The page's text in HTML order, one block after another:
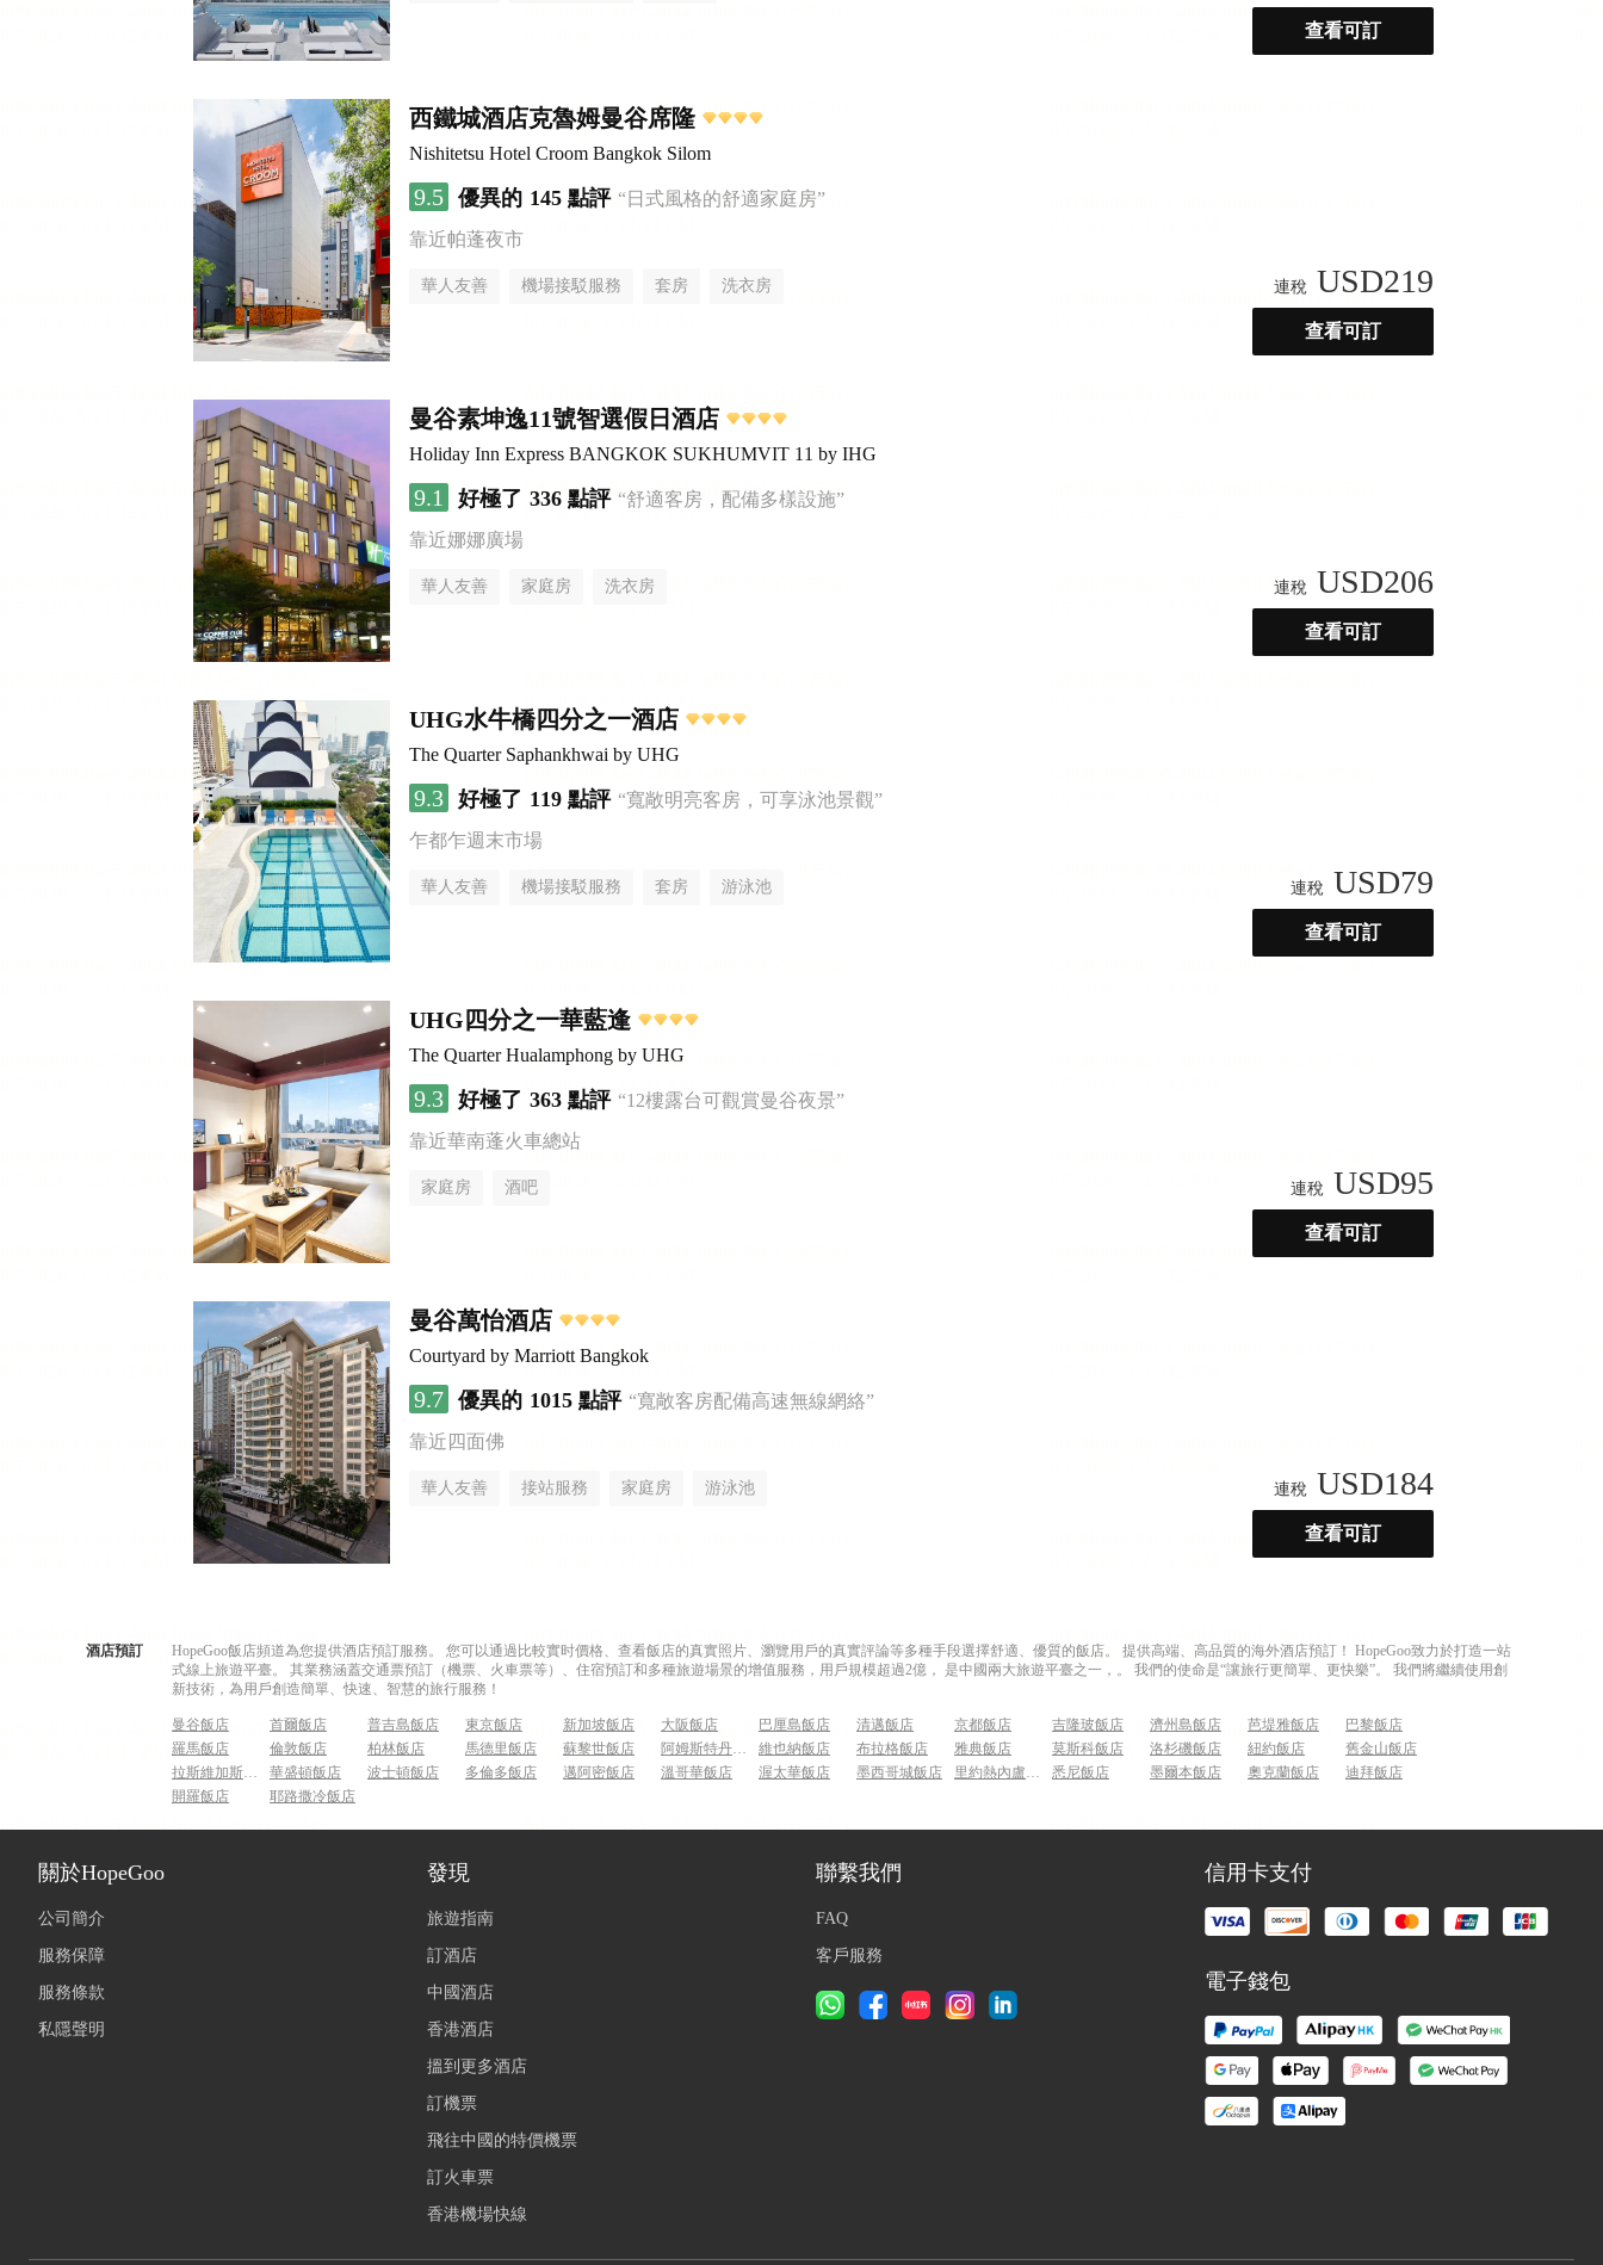
查看可訂
西鐵城酒店克魯姆曼谷席隆
Nishitetsu Hotel Croom Bangkok Silom
9.5 優異的 145 點評 “日式風格的舒適家庭房”
靠近帕蓬夜市
華人友善 機場接駁服務 套房 洗衣房 連稅 USD219
查看可訂
曼谷素坤逸11號智選假日酒店
Holiday Inn Express BANGKOK SUKHUMVIT 11 by IHG
9.1 好極了 336 點評 “舒適客房，配備多樣設施”
靠近娜娜廣場
華人友善 家庭房 洗衣房 連稅 USD206
查看可訂
UHG水牛橋四分之一酒店
The Quarter Saphankhwai by UHG
9.3 好極了 119 點評 “寬敞明亮客房，可享泳池景觀”
乍都乍週末市場
華人友善 機場接駁服務 套房 游泳池 連稅 USD79
查看可訂
UHG四分之一華藍逢
The Quarter Hualamphong by UHG
9.3 好極了 363 點評 “12樓露台可觀賞曼谷夜景”
靠近華南蓬火車總站
家庭房 酒吧 連稅 USD95
查看可訂
曼谷萬怡酒店
Courtyard by Marriott Bangkok
9.7 優異的 1015 點評 “寬敞客房配備高速無線網絡”
靠近四面佛
華人友善 接站服務 家庭房 游泳池 連稅 USD184
查看可訂
酒店預訂
HopeGoo飯店頻道為您提供酒店預訂服務。 您可以通過比較實时價格、查看飯店的真實照片、瀏覽用戶的真實評論等多種手段選擇舒適、優質的飯店。 提供高端、高品質的海外酒店預訂！ HopeGoo致力於打造一站
式線上旅遊平臺。 其業務涵蓋交通票預訂（機票、火車票等）、住宿預訂和多種旅遊場景的增值服務，用戶規模超過2億， 是中國兩大旅遊平臺之一，。 我們的使命是“讓旅行更簡單、更快樂”。 我們將繼續使用創
新技術，為用戶創造簡單、快速、智慧的旅行服務！
曼谷飯店 首爾飯店 普吉島飯店 東京飯店 新加坡飯店 大阪飯店 巴厘島飯店 清邁飯店 京都飯店 吉隆玻飯店 濟州島飯店 芭堤雅飯店
巴黎飯店
羅馬飯店
倫敦飯店 柏林飯店 馬德里飯店 蘇黎世飯店 阿姆斯特丹飯店 維也納飯店 布拉格飯店 雅典飯店 莫斯科飯店 洛杉磯飯店 紐約飯店
舊金山飯店
拉斯維加斯飯店
華盛頓飯店 波士頓飯店 多倫多飯店 邁阿密飯店 溫哥華飯店 渥太華飯店 墨西哥城飯店 里約熱內盧飯店 悉尼飯店 墨爾本飯店 奧克蘭飯店
迪拜飯店
開羅飯店
耶路撒冷飯店
關於HopeGoo
公司簡介
服務保障
服務條款
私隱聲明
發現
旅遊指南
訂酒店
中國酒店
香港酒店
搵到更多酒店
訂機票
飛往中國的特價機票
訂火車票
香港機場快線
聯繫我們
FAQ
客戶服務
信用卡支付
電子錢包